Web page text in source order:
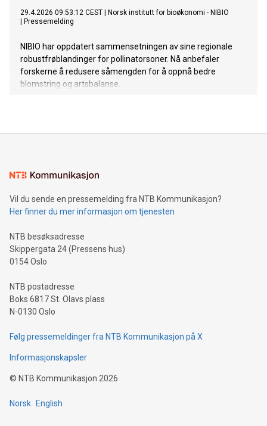
29.4.2026 09:53:12 CEST
Norsk institutt for bioøkonomi - NIBIO
Pressemelding
NIBIO har oppdatert sammensetningen av sine regionale
robustfrøblandinger for pollinatorsoner. Nå anbefaler
forskerne å redusere såmengden for å oppnå bedre
blomstring og artsbalanse.
Vil du sende en pressemelding fra NTB Kommunikasjon?
Her finner du mer informasjon om tjenesten
NTB besøksadresse
Skippergata 24 (Pressens hus)
0154 Oslo
NTB postadresse
Boks 6817 St. Olavs plass
N-0130 Oslo
Følg pressemeldinger fra NTB Kommunikasjon på X
Informasjonskapsler
© NTB Kommunikasjon 2026
Norsk English